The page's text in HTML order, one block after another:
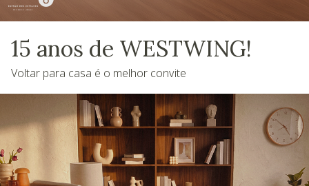
15 anos de WESTWING!
Voltar para casa é o melhor convite